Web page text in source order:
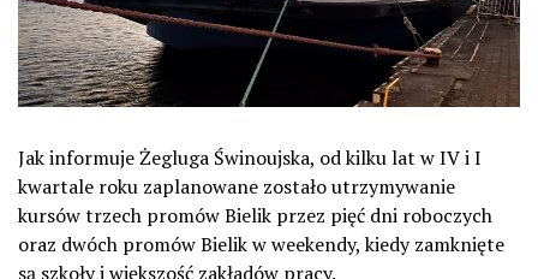
Jak informuje Żegluga Świnoujska, od kilku lat w IV i I
kwartale roku zaplanowane zostało utrzymywanie
kursów trzech promów Bielik przez pięć dni roboczych
oraz dwóch promów Bielik w weekendy, kiedy zamknięte
są szkoły i większość zakładów pracy.